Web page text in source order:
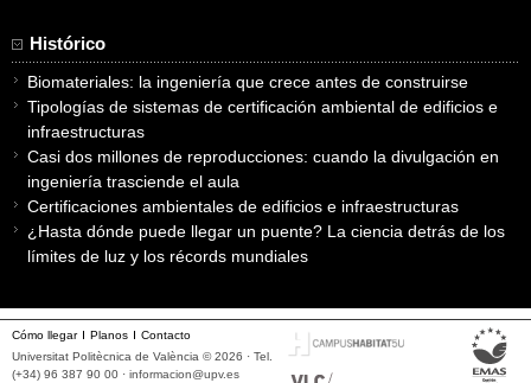
Histórico
Biomateriales: la ingeniería que crece antes de construirse
Tipologías de sistemas de certificación ambiental de edificios e
infraestructuras
Casi dos millones de reproducciones: cuando la divulgación en
ingeniería trasciende el aula
Certificaciones ambientales de edificios e infraestructuras
¿Hasta dónde puede llegar un puente? La ciencia detrás de los
límites de luz y los récords mundiales
Cómo llegar Planos
Contacto
Universitat Politècnica de València © 2026 · Tel.
(+34) 96 387 90 00 · informacion@upv.es